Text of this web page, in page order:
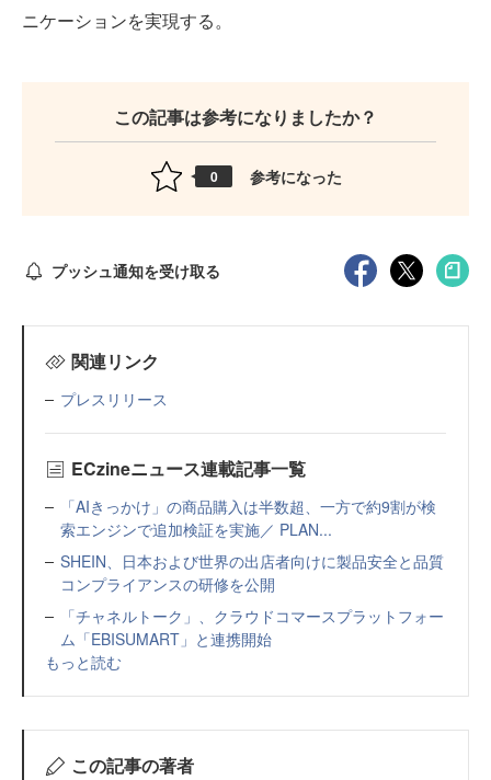
ニケーションを実現する。
この記事は参考になりましたか？
0 参考になった
プッシュ通知を受け取る
関連リンク
プレスリリース
ECzineニュース連載記事一覧
「AIきっかけ」の商品購入は半数超、一方で約9割が検
索エンジンで追加検証を実施／ PLAN...
SHEIN、日本および世界の出店者向けに製品安全と品質
コンプライアンスの研修を公開
「チャネルトーク」、クラウドコマースプラットフォー
ム「EBISUMART」と連携開始
もっと読む
この記事の著者